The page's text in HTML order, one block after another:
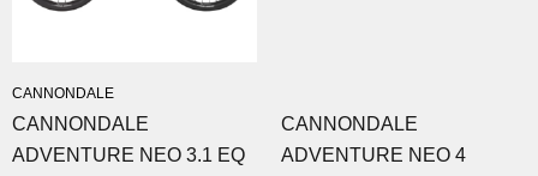
CANNONDALE
CANNONDALE
ADVENTURE NEO 3.1 EQ
CANNONDALE
ADVENTURE NEO 4